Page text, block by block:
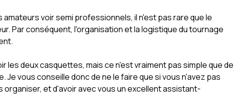
voir semi professionnels, il n'est pas rare que le
Par conséquent, l'organisation et la logistique du tournage
les deux casquettes, mais ce n'est vraiment pas simple que de
Je vous conseille donc de ne le faire que si vous n'avez pas
organiser, et d'avoir avec vous un excellent assistant-